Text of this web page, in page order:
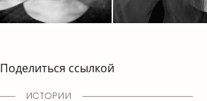
Поделиться ссылкой
ИСТОРИИ